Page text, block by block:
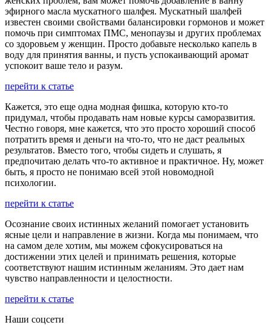
эфирного масла мускатного шалфея. Мускатный шалфей
известен своими свойствами балансировки гормонов и может
помочь при симптомах ПМС, менопаузы и других проблемах
со здоровьем у женщин. Просто добавьте несколько капель в
воду для принятия ванны, и пусть успокаивающий аромат
успокоит ваше тело и разум.
перейти к статье
Кажется, это еще одна модная фишка, которую кто-то
придумал, чтобы продавать нам новые курсы саморазвития.
Честно говоря, мне кажется, что это просто хороший способ
потратить время и деньги на что-то, что не даст реальных
результатов. Вместо того, чтобы сидеть и слушать, я
предпочитаю делать что-то активное и практичное. Ну, может
быть, я просто не понимаю всей этой новомодной
психологии.
перейти к статье
Осознание своих истинных желаний помогает установить
ясные цели и направление в жизни. Когда мы понимаем, что
на самом деле хотим, мы можем сфокусироваться на
достижении этих целей и принимать решения, которые
соответствуют нашим истинным желаниям. Это дает нам
чувство направленности и целостности.
перейти к статье
Наши соцсети